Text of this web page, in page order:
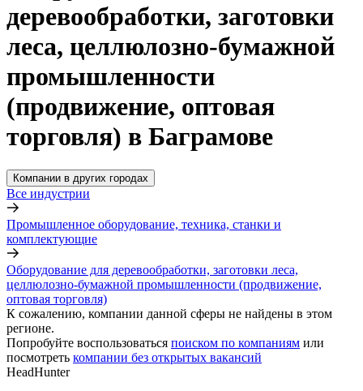
деревообработки, заготовки
леса, целлюлозно-бумажной
промышленности
(продвижение, оптовая
торговля) в Баграмове
Компании в других городах
Все индустрии
Промышленное оборудование, техника, станки и
комплектующие
Оборудование для деревообработки, заготовки леса,
целлюлозно-бумажной промышленности (продвижение,
оптовая торговля)
К сожалению, компании данной сферы не найдены в этом
регионе.
Попробуйте воспользоваться поиском по компаниям или
посмотреть компании без открытых вакансий
HeadHunter